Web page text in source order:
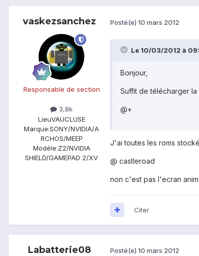
vaskezsanchez
Responsable de section
3,8k
LieuVAUCLUSE
Marque:SONY/NVIDIA/A
RCHOS/MEEP
Modèle:Z2/NVIDIA
SHIELD/GAMEPAD 2/XV
Posté(e) 10 mars 2012
Le 10/03/2012 à
Bonjour,
Suffit de télécharger
@+
J'ai toutes les roms
@ castleroad
non c'est pas l'ecran
Citer
Labatterie08 Posté(e) 10 mars 2012